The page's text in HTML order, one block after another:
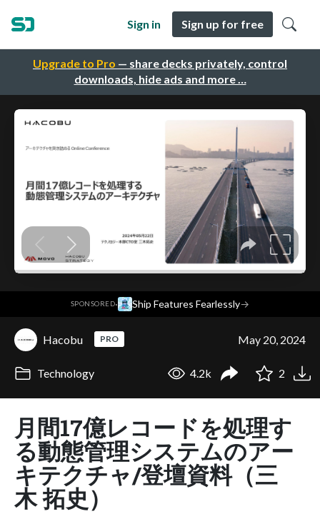
Upgrade to Pro — share decks privately, control
downloads, hide ads and more …
Sign in Sign up for free
SPONSORED· Ship Features Fearlessly→
Hacobu PRO May 20, 2024
Technology 4.2k 2
⽉間17億レコードを処理す
る動態管理システムのアー
キテクチャ/登壇資料（三
⽊ 拓史）